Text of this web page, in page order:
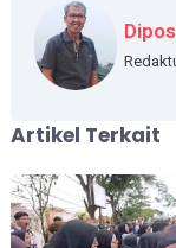
Artikel Terkait